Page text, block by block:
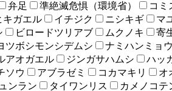
弁足 準絶滅危惧（環境省） コミ
キガエル イチジク ニシキギ マ
ビロードツリアブ ムクノキ 寄
ツボシモンシデムシ ナミハンミョウ
アオガエル ジンガサハムシ ハッ
ソウ アブラゼミ コカマキリ オ
ンラン タイワンリス カメノコテ